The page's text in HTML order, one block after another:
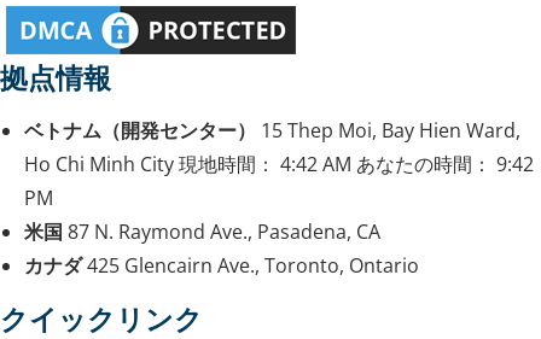
拠点情報
ベトナム（開発センター）
15 Thep Moi, Bay Hien Ward,
Ho Chi Minh City現地時間： 4:42 AM あなたの時間： 9:42
PM
米国 87 N. Raymond Ave., Pasadena, CA
カナダ425 Glencairn Ave., Toronto, Ontario
クイックリンク